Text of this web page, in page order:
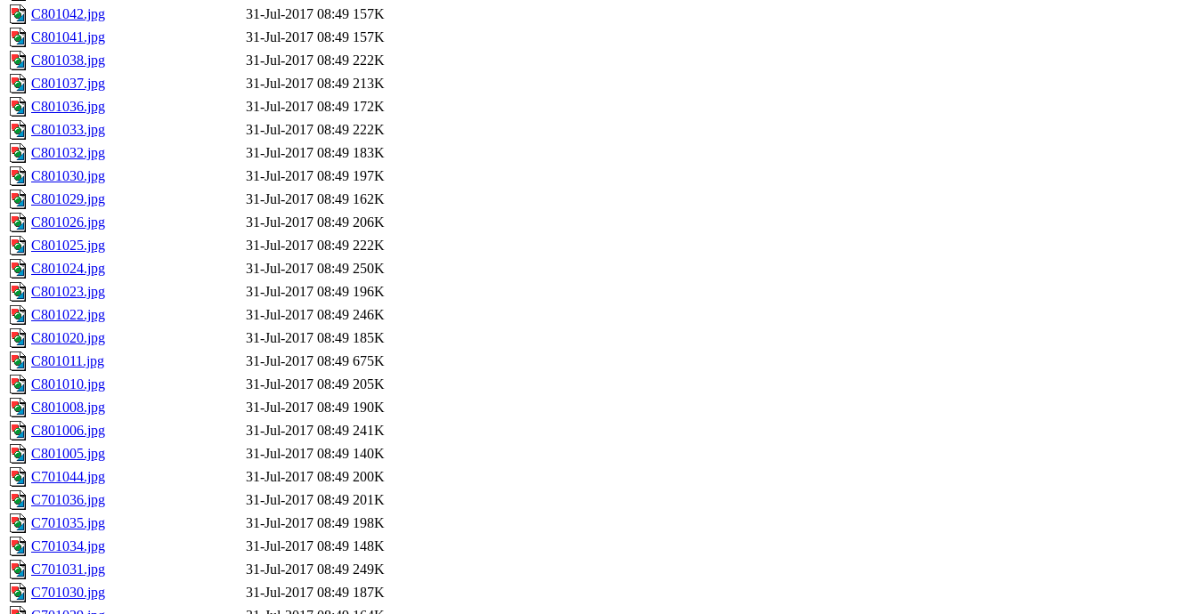
C801042.jpg
31-Jul-2017 08:49 157K
C801041.jpg
31-Jul-2017 08:49 157K
C801038.jpg
31-Jul-2017 08:49 222K
C801037.jpg
31-Jul-2017 08:49 213K
C801036.jpg
31-Jul-2017 08:49 172K
C801033.jpg
31-Jul-2017 08:49 222K
C801032.jpg
31-Jul-2017 08:49 183K
C801030.jpg
31-Jul-2017 08:49 197K
C801029.jpg
31-Jul-2017 08:49 162K
C801026.jpg
31-Jul-2017 08:49 206K
C801025.jpg
31-Jul-2017 08:49 222K
C801024.jpg
31-Jul-2017 08:49 250K
C801023.jpg
31-Jul-2017 08:49 196K
C801022.jpg
31-Jul-2017 08:49 246K
C801020.jpg
31-Jul-2017 08:49 185K
C801011.jpg
31-Jul-2017 08:49 675K
C801010.jpg
31-Jul-2017 08:49 205K
C801008.jpg
31-Jul-2017 08:49 190K
C801006.jpg
31-Jul-2017 08:49 241K
C801005.jpg
31-Jul-2017 08:49 140K
C701044.jpg
31-Jul-2017 08:49 200K
C701036.jpg
31-Jul-2017 08:49 201K
C701035.jpg
31-Jul-2017 08:49 198K
C701034.jpg
31-Jul-2017 08:49 148K
C701031.jpg
31-Jul-2017 08:49 249K
C701030.jpg
31-Jul-2017 08:49 187K